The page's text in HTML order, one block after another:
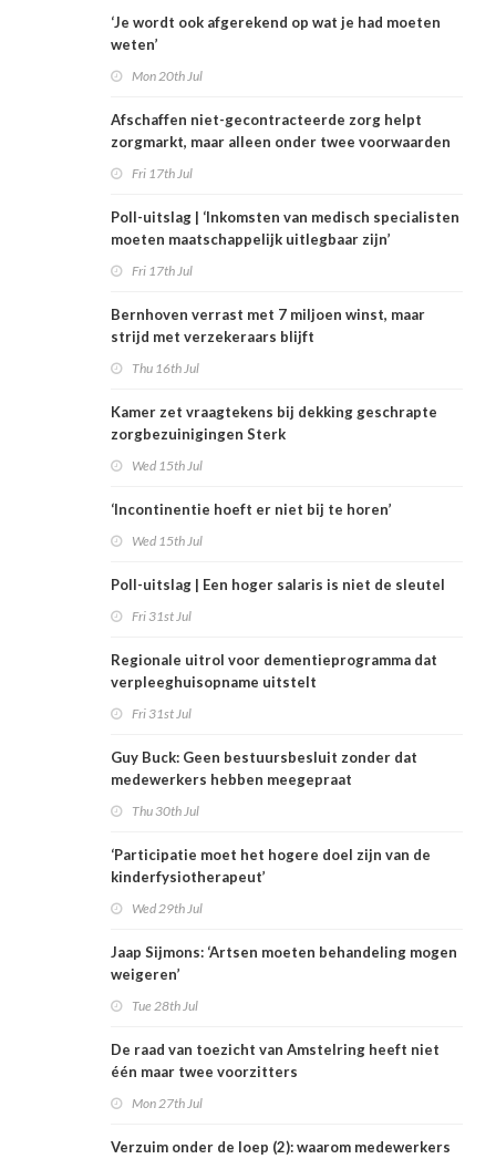
‘Je wordt ook afgerekend op wat je had moeten
weten’
Mon 20th Jul
Afschaffen niet-gecontracteerde zorg helpt
zorgmarkt, maar alleen onder twee voorwaarden
Fri 17th Jul
Poll-uitslag | ‘Inkomsten van medisch specialisten
moeten maatschappelijk uitlegbaar zijn’
Fri 17th Jul
Bernhoven verrast met 7 miljoen winst, maar
strijd met verzekeraars blijft
Thu 16th Jul
Kamer zet vraagtekens bij dekking geschrapte
zorgbezuinigingen Sterk
Wed 15th Jul
‘Incontinentie hoeft er niet bij te horen’
Wed 15th Jul
Poll-uitslag | Een hoger salaris is niet de sleutel
Fri 31st Jul
Regionale uitrol voor dementieprogramma dat
verpleeghuisopname uitstelt
Fri 31st Jul
Guy Buck: Geen bestuursbesluit zonder dat
medewerkers hebben meegepraat
Thu 30th Jul
‘Participatie moet het hogere doel zijn van de
kinderfysiotherapeut’
Wed 29th Jul
Jaap Sijmons: ‘Artsen moeten behandeling mogen
weigeren’
Tue 28th Jul
De raad van toezicht van Amstelring heeft niet
één maar twee voorzitters
Mon 27th Jul
Verzuim onder de loep (2): waarom medewerkers